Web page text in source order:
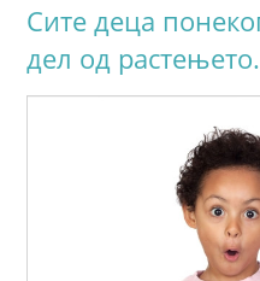
Сите деца
дел од растењето.